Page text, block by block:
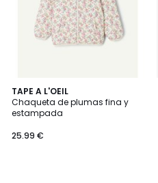
TAPE A L'OEIL
Chaqueta de plumas fina y
estampada
25.99 €